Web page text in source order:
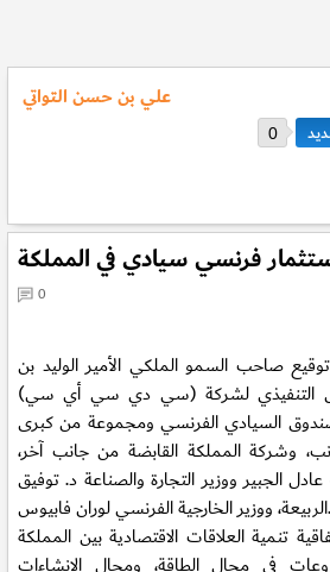
علي بن حسن التواتي
0
فرنسي سيادي في المملكة
0
توقيع صاحب السمو الملكي الأمير الوليد بن
التنفيذي لشركة (سي دي سي أي سي)
السيادي الفرنسي ومجموعة من كبرى
وشركة المملكة القابضة من جانب آخر،
الجبير ووزير التجارة والصناعة د. توفيق
الربيعة، ووزير الخارجية الفرنسي لوران فابيوس.
تنمية العلاقات الاقتصادية بين المملكة
في مجال الطاقة، ومجال الإنشاءات